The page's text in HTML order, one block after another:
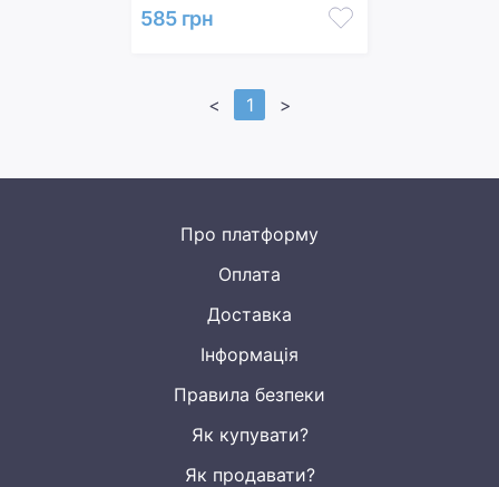
585 грн
< 1 >
Про платформу
Оплата
Доставка
Інформація
Правила безпеки
Як купувати?
Як продавати?